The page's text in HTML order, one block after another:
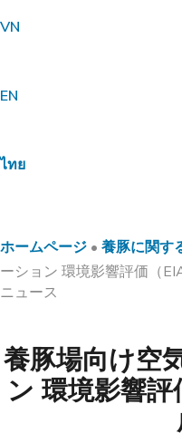
VN
EN
ไทย
ホームページ • 養豚に関す
ーション 環境影響評価（
ニュース
養豚場向け空
ン 環境影響